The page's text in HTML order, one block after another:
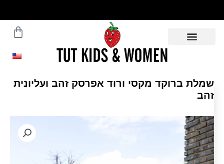
לתוכן
עסקים - לפרטים לחצו
שמלת ברוקד מקסי ורוד אפרסק זהב ועליונית
זהב